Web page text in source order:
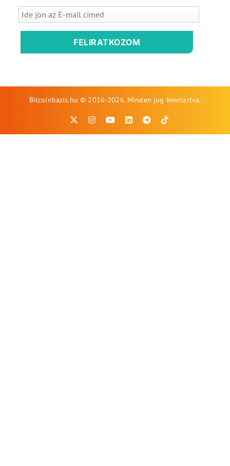
FELIRATKOZOM
Bitcoinbazis.hu © 2016-2026. Minden jog fenntartva.